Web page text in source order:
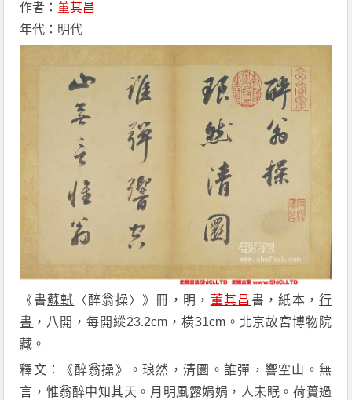
作者： 董其昌
年代：明代
《書蘇軾 〈醉翁操〉》冊，明， 董其昌 書，紙本，行
書 ，八開，每開縱23.2cm，橫31cm。北京故宮博物院
藏。
釋文：《醉翁操》。琅然，清圜。誰彈，響空山。無
言，惟翁醉中知其天。月明風露娟娟，人未眠。荷蕢過